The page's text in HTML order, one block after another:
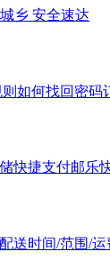
乡 安全速达
如何找回密码
快捷支付邮乐
配送时间/范围/运